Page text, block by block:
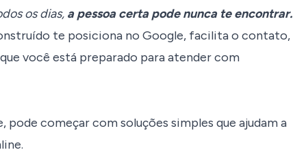
os dias, a pessoa certa pode nunca te encontrar.
te posiciona no Google, facilita o contato,
você está preparado para atender com
pode começar com soluções simples que ajudam a